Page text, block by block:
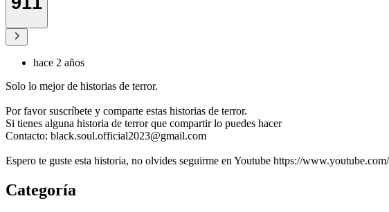
hace 2 años
Solo lo mejor de historias de terror.
Por favor suscríbete y comparte estas historias de terror.
Si tienes alguna historia de terror que compartir lo puedes hacer
Contacto: black.soul.official2023@gmail.com
Espero te guste esta historia, no olvides seguirme en Youtube https://
Categoría